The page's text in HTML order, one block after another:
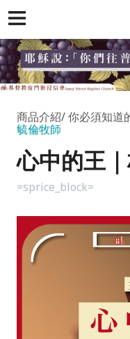
商品介紹 你必須知道
毓倫牧師
心中的王
=sprice_block=